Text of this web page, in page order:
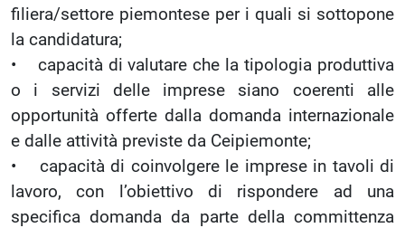
filiera/settore piemontese per i quali si sottopone
la candidatura;
• capacità di valutare che la tipologia produttiva
o i servizi delle imprese siano coerenti alle
opportunità offerte dalla domanda internazionale
e dalle attività previste da Ceipiemonte;
• capacità di coinvolgere le imprese in tavoli di
lavoro, con l’obiettivo di rispondere ad una
specifica domanda da parte della committenza